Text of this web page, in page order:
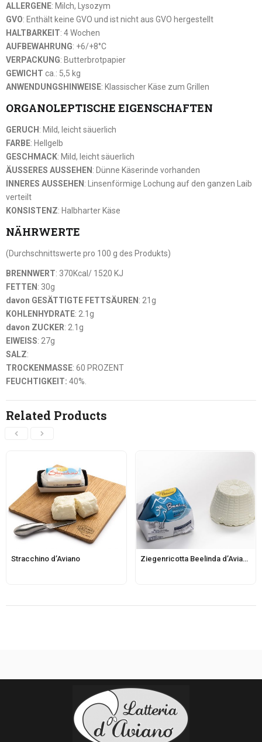
ALLERGENE: Milch, Lysozym
GVO: Enthält keine GVO und ist nicht aus GVO hergestellt
HALTBARKEIT: 4 Wochen
AUFBEWAHRUNG: +6/+8°C
VERPACKUNG: Butterbrotpapier
GEWICHT ca.: 5,5 kg
ANWENDUNGSHINWEISE: Klassischer Käse zum Grillen
ORGANOLEPTISCHE EIGENSCHAFTEN
GERUCH : Mild, leicht säuerlich
FARBE: Hellgelb
GESCHMACK: Mild, leicht säuerlich
ÄUSSERES AUSSEHEN : Dünne Käserinde vorhanden
INNERES AUSSEHEN : Linsenförmige Lochung auf den ganzen Laib
verteilt
KONSISTENZ: Halbharter Käse
NÄHRWERTE
(Durchschnittswerte pro 100 g des Produkts)
BRENNWERT: 370Kcal/ 1520 KJ
FETTEN : 30g
davon GESÄTTIGTE FETTSÄUREN : 21g
KOHLENHYDRATE: 2.1g
davon ZUCKER: 2.1g
EIWEISS: 27g
SALZ:
TROCKENMASSE: 60 PROZENT
FEUCHTIGKEIT: 40%.
Related Products
Stracchino d’Aviano Ziegenricotta Beelinda d’Aviano